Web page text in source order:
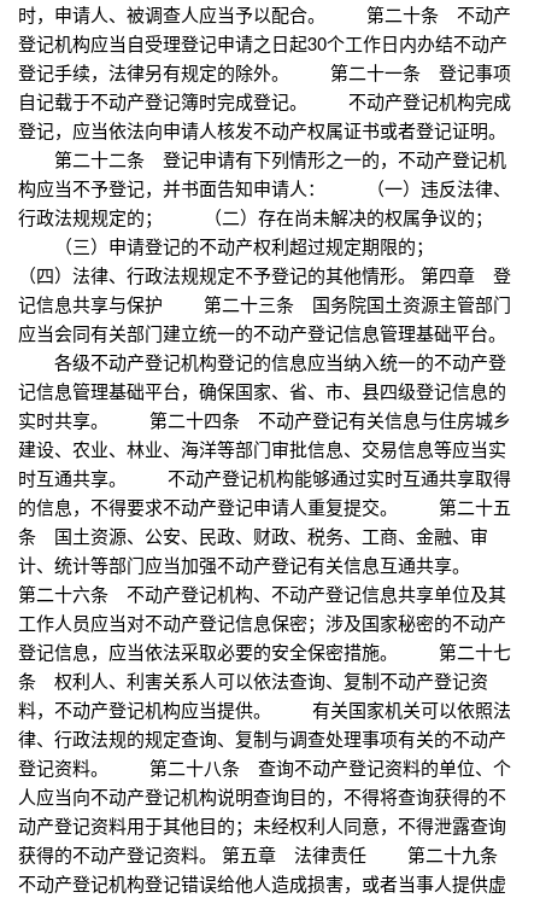
时，申请人、被调查人应当予以配合。 第二十条 不动产
登记机构应当自受理登记申请之日起30个工作日内办结不动产
登记手续，法律另有规定的除外。 第二十一条 登记事项
自记载于不动产登记簿时完成登记。 不动产登记机构完成
登记，应当依法向申请人核发不动产权属证书或者登记证明。
第二十二条 登记申请有下列情形之一的，不动产登记机
构应当不予登记，并书面告知申请人： （一）违反法律、
行政法规规定的； （二）存在尚未解决的权属争议的；
（三）申请登记的不动产权利超过规定期限的；
（四）法律、行政法规规定不予登记的其他情形。 第四章 登
记信息共享与保护 第二十三条 国务院国土资源主管部门
应当会同有关部门建立统一的不动产登记信息管理基础平台。
各级不动产登记机构登记的信息应当纳入统一的不动产登
记信息管理基础平台，确保国家、省、市、县四级登记信息的
实时共享。 第二十四条 不动产登记有关信息与住房城乡
建设、农业、林业、海洋等部门审批信息、交易信息等应当实
时互通共享。 不动产登记机构能够通过实时互通共享取得
的信息，不得要求不动产登记申请人重复提交。 第二十五
条 国土资源、公安、民政、财政、税务、工商、金融、审
计、统计等部门应当加强不动产登记有关信息互通共享。
第二十六条 不动产登记机构、不动产登记信息共享单位及其
工作人员应当对不动产登记信息保密；涉及国家秘密的不动产
登记信息，应当依法采取必要的安全保密措施。 第二十七
条 权利人、利害关系人可以依法查询、复制不动产登记资
料，不动产登记机构应当提供。 有关国家机关可以依照法
律、行政法规的规定查询、复制与调查处理事项有关的不动产
登记资料。 第二十八条 查询不动产登记资料的单位、个
人应当向不动产登记机构说明查询目的，不得将查询获得的不
动产登记资料用于其他目的；未经权利人同意，不得泄露查询
获得的不动产登记资料。 第五章 法律责任 第二十九条
不动产登记机构登记错误给他人造成损害，或者当事人提供虚